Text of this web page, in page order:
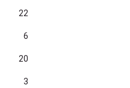
22
6
20
3